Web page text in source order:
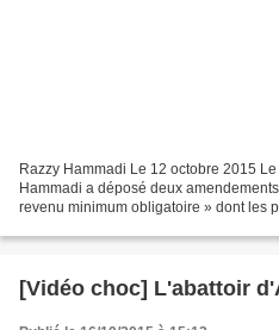
Razzy Hammadi Le 12 octobre 2015
Hammadi a déposé deux
revenu minimum obligatoire » dont les
[Vidéo choc] L'abattoir